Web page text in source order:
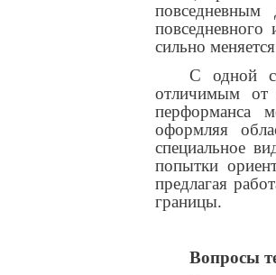
повседневным
сильно
С одной
отличимым от
перформанса
оформляя
специальное
попытки
предлагая
границы.
Вопросы